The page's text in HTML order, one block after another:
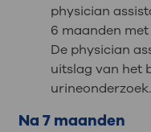
physician
6 maanden
De physician
uitslag van het
urineonderzoek.
Na 7 maanden